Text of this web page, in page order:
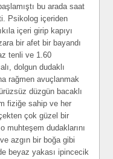
bu arada saat
Psikolog içeriden
içeri girip kapıyı
bir afet bir bayandı
tenli ve 1.60
dolgun dudaklı
rağmen avuçlanmak
düzgün bacaklı
fiziğe sahip ve her
çok güzel bir
muhteşem dudaklarını
azgın bir boğa gibi
beyaz yakası ipincecik